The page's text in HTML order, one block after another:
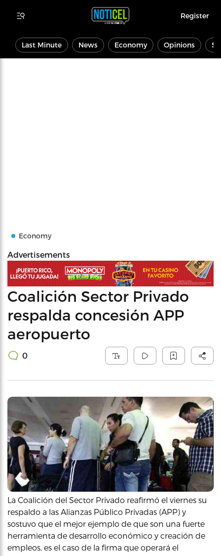
Register
Last Minute News Economy Opinions
Economy
Advertisements
Coalición Sector Privado
respalda concesión APP
aeropuerto
0
La Coalición del Sector Privado reafirmó el viernes su
respaldo a las Alianzas Público Privadas (APP) y
sostuvo que el mejor ejemplo de que son una fuerte
herramienta de desarrollo económico y creación de
empleos, es el caso de la firma que operará el